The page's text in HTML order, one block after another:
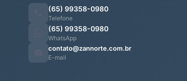
(65) 99358-0980
Telefone
(65) 99358-0980
WhatsApp
contato@zannorte.com.br
E-mail